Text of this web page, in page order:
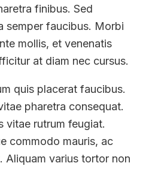
finibus. Sed
semper faucibus. Morbi
mollis, et venenatis
at diam nec cursus.
quis placerat faucibus.
pharetra consequat.
vitae rutrum feugiat.
commodo mauris, ac
Aliquam varius tortor non